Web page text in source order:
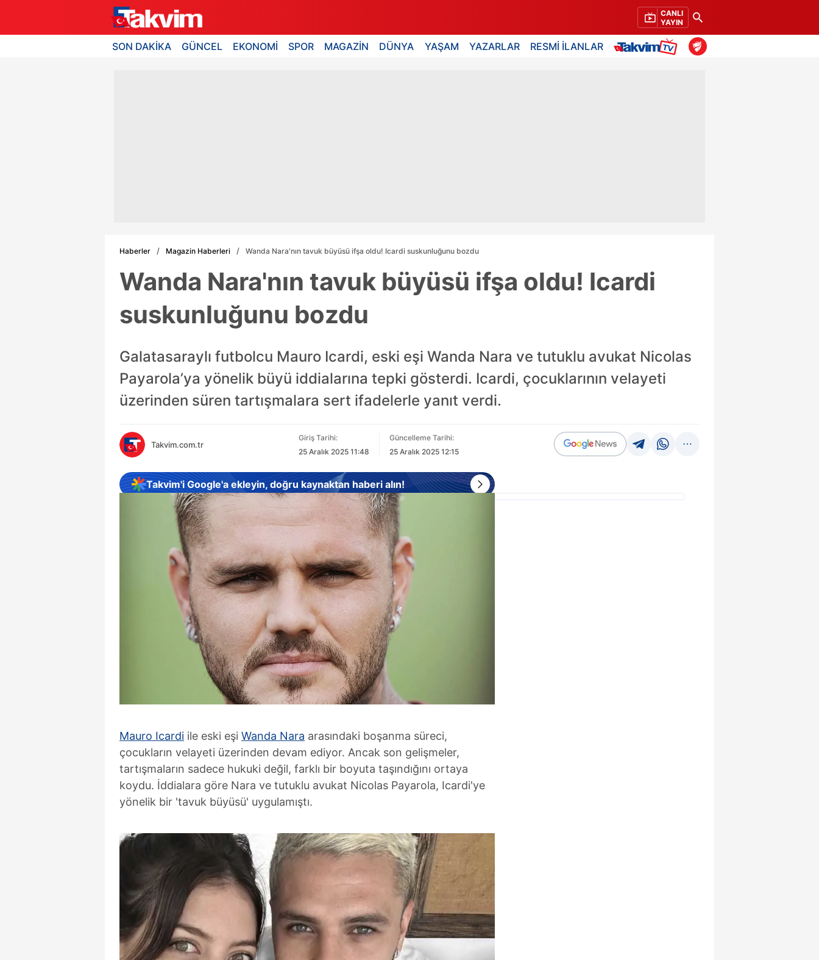
CANLI
YAYIN
SON DAKİKA GÜNCEL EKONOMİ SPOR MAGAZİN DÜNYA YAŞAM YAZARLAR RESMİ İLANLAR
Haberler Magazin Haberleri Wanda Nara'nın tavuk büyüsü ifşa oldu! Icardi suskunluğunu bozdu
Wanda Nara'nın tavuk büyüsü ifşa oldu! Icardi
suskunluğunu bozdu
Galatasaraylı futbolcu Mauro Icardi, eski eşi Wanda Nara ve tutuklu avukat Nicolas
Payarola’ya yönelik büyü iddialarına tepki gösterdi. Icardi, çocuklarının velayeti
üzerinden süren tartışmalara sert ifadelerle yanıt verdi.
Takvim.com.tr
Giriş Tarihi:
25 Aralık 2025 11:48
Güncelleme Tarihi:
25 Aralık 2025 12:15
Takvim'i Google'a ekleyin, doğru kaynaktan haberi alın!
Mauro Icardi ile eski eşi Wanda Nara arasındaki boşanma süreci,
çocukların velayeti üzerinden devam ediyor. Ancak son gelişmeler,
tartışmaların sadece hukuki değil, farklı bir boyuta taşındığını ortaya
koydu. İddialara göre Nara ve tutuklu avukat Nicolas Payarola, Icardi'ye
yönelik bir 'tavuk büyüsü' uygulamıştı.